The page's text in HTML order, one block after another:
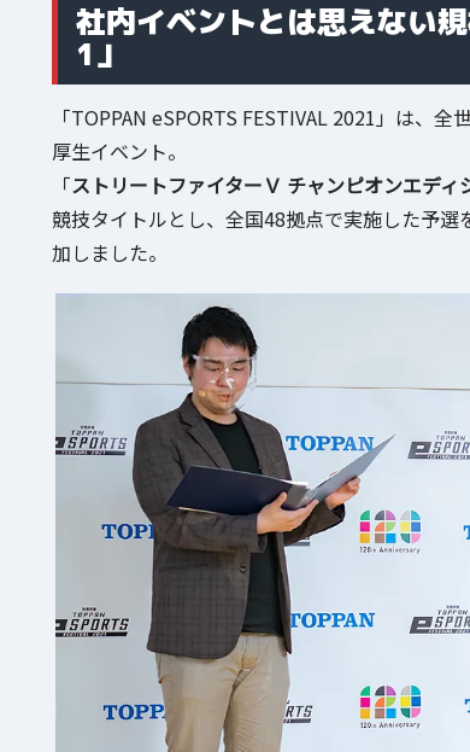
社内イベントとは思えない
1」
「TOPPAN eSPORTS FESTIVAL 2021」は、
厚生イベント。
「ストリートファイターＶ チャンピオンエディ
競技タイトルとし、全国48拠点で実施した予
加しました。